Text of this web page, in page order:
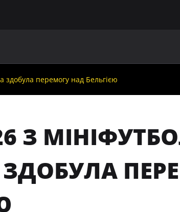
здобула перемогу над Бельгією
З
ЗДОБУЛА